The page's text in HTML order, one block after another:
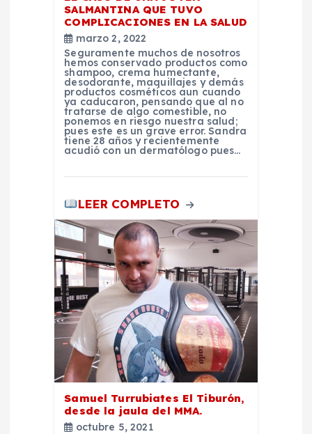
SALMANTINA QUE TUVO
COMPLICACIONES EN LA SALUD
marzo 2, 2022
Seguramente muchos de nosotros
hemos conservado productos como
shampoo, crema humectante,
desodorante, maquillajes y demás
productos cosméticos aun cuando
ya caducaron, pensando que al no
tratarse de algo comestible, no
ponemos en riesgo nuestra salud;
pues este es un grave error. Sandra
tiene 28 años y recientemente
acudió con un dermatólogo pues…
LEER COMPLETO
Samuel Turrubiates El Tiburón,
desde la jaula del MMA.
octubre 5, 2021